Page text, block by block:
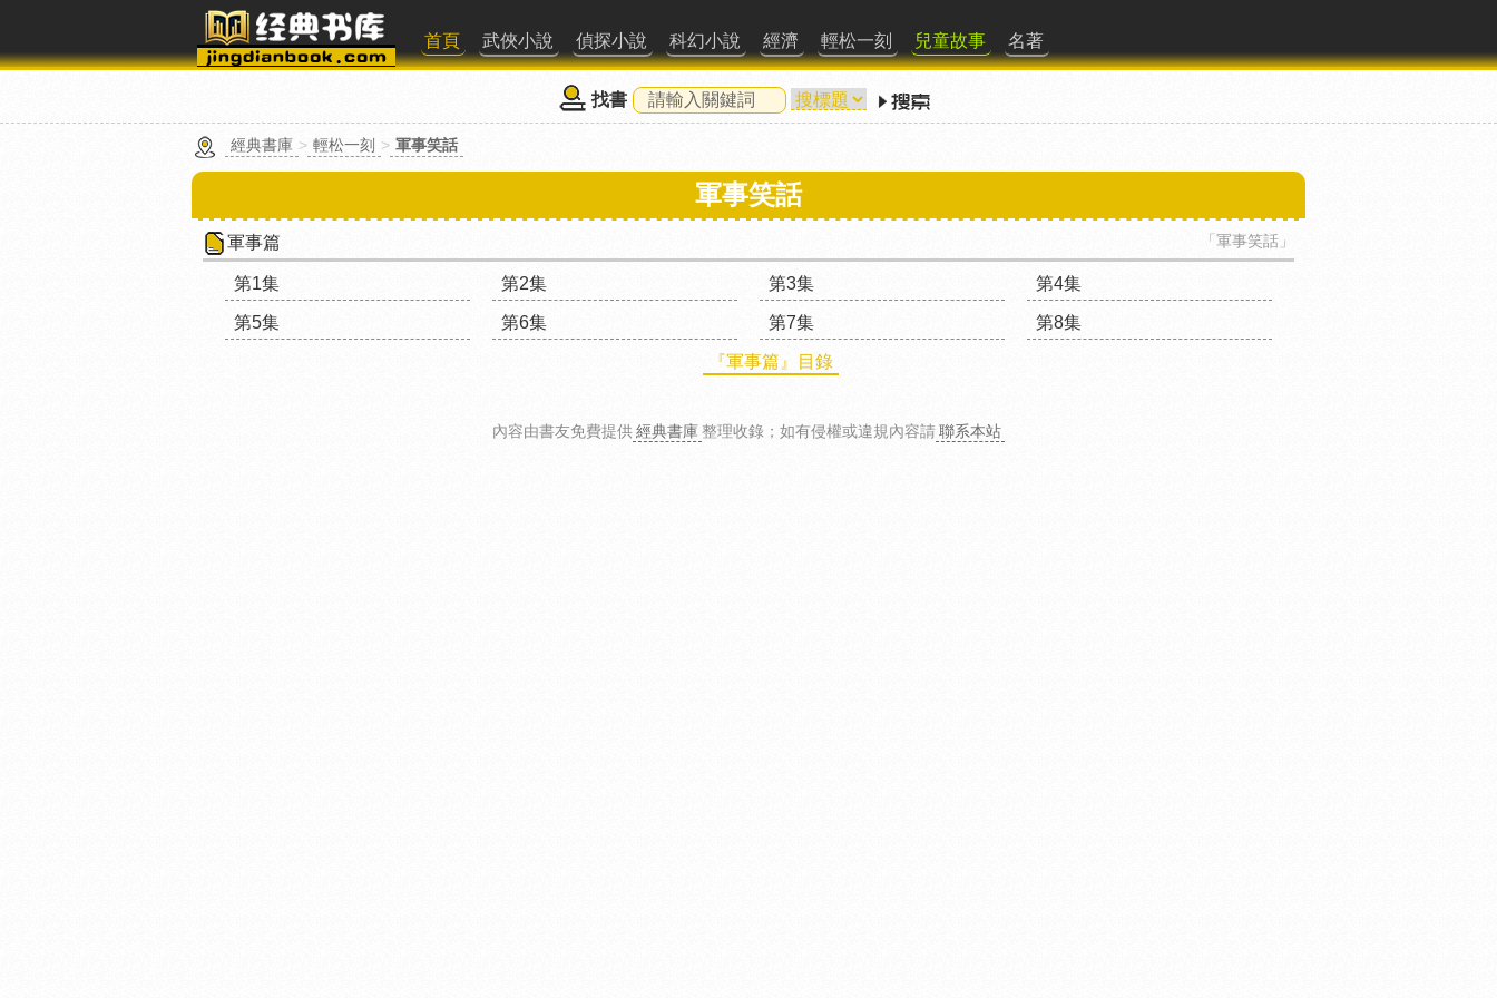
首頁 武俠小說 偵探小說 科幻小說 經濟 輕松一刻 兒童故事 名著
找書
經典書庫 > 輕松一刻 > 軍事笑話
軍事笑話
「軍事笑話」
軍事篇
第1集 第2集 第3集 第4集
第5集 第6集 第7集 第8集
『軍事篇』目錄
內容由書友免費提供經典書庫整理收錄 ；如有侵權或違規內容請聯系本站